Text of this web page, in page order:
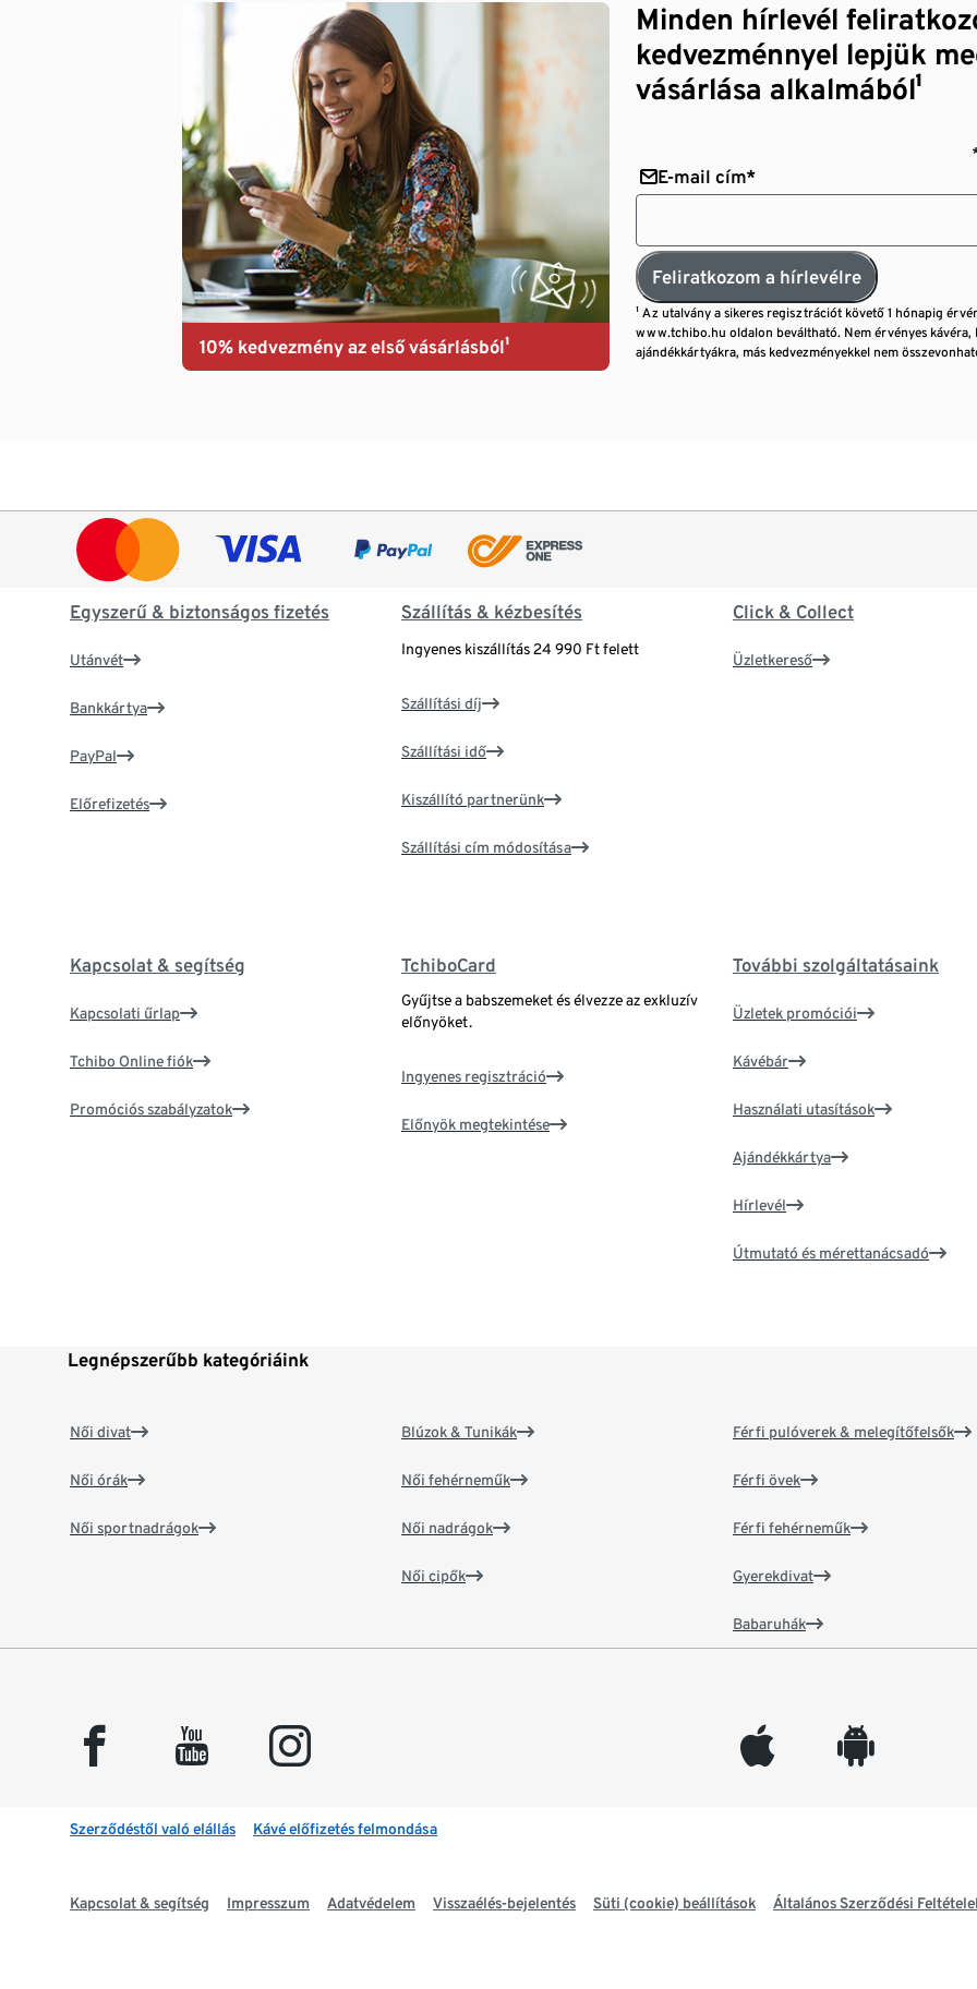
10% kedvezmény az első vásárlásból¹
Minden hírlevél
kedvezménnyel lepjük
vásárlása alkalmából¹
E-mail cím*
Feliratkozom a hírlevélre
¹ Az utalvány a sikeres regisztrációt követő 1 hónapig
www.tchibo.hu oldalon beváltható. Nem érvényes kávéra,
ajándékkártyákra, más kedvezményekkel nem
Egyszerű & biztonságos fizetés
Utánvét
Bankkártya
PayPal
Előrefizetés
Szállítás & kézbesítés
Ingyenes kiszállítás 24 990 Ft felett
Szállítási díj
Szállítási idő
Kiszállító partnerünk
Szállítási cím módosítása
Click & Collect
Üzletkereső
Kapcsolat & segítség
Kapcsolati űrlap
Tchibo Online fiók
Promóciós szabályzatok
TchiboCard
Gyűjtse a babszemeket és élvezze az exkluzív
előnyöket.
Ingyenes regisztráció
Előnyök megtekintése
További szolgáltatásaink
Üzletek promóciói
Kávébár
Használati utasítások
Ajándékkártya
Hírlevél
Útmutató és mérettanácsadó
Legnépszerűbb kategóriáink
Női divat
Női órák
Női sportnadrágok
Blúzok & Tunikák
Női fehérneműk
Női nadrágok
Női cipők
Férfi pulóverek & melegítőfelsők
Férfi övek
Férfi fehérneműk
Gyerekdivat
Babaruhák
facebook youtube instagram appleinc android
Szerződéstől való elállás Kávé előfizetés felmondása
Kapcsolat & segítség Impresszum Adatvédelem Visszaélés-bejelentés Süti (cookie) beállítások Általános Szerződési